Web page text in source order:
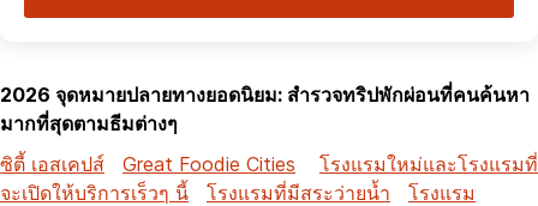
2026 จุดหมายปลายทางยอดนิยม: สำรวจทริปพักผ่อนที่คนค้นหา
มากที่สุดตามธีมต่างๆ
ซิตี้ เอสเคปส์
Great Foodie Cities
โรงแรมใหม่และโรงแรมที่
จะเปิดให้บริการเร็วๆ นี้
โรงแรมที่มีสระว่ายน้ำ
โรงแรม